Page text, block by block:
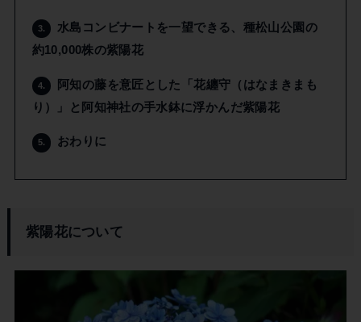
3.
水島コンビナートを一望できる、種松山公園の
約10,000株の紫陽花
4.
阿知の藤を意匠とした「花纏守（はなまきまも
り）」と阿知神社の手水鉢に浮かんだ紫陽花
5. おわりに
紫陽花について